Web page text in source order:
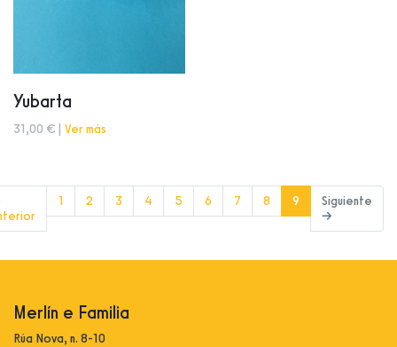
Yubarta
31,00 € | Ver más
1 2 3 4 5 6 7 8 9 (current)
Siguiente
→
Merlín e Familia
Rúa Nova, n. 8-10